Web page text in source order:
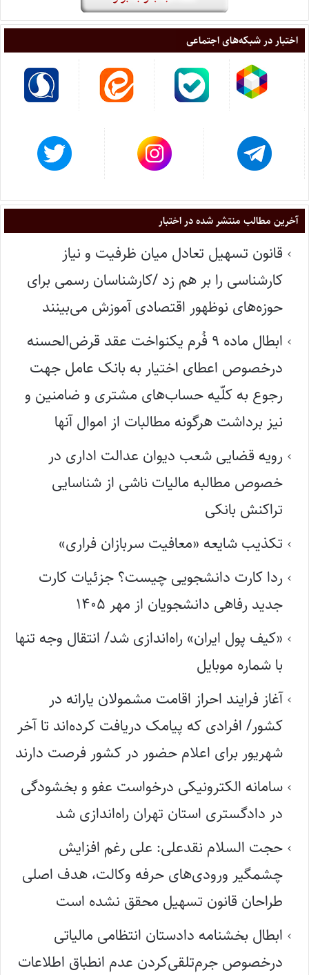
اختبار در شبکه‌های اجتماعی
آخرین مطالب منتشر شده در اختبار
قانون تسهیل تعادل میان ظرفیت و نیاز
کارشناسی را بر هم زد /کارشناسان رسمی برای
حوزه‌های نوظهور اقتصادی آموزش می‌بینند
ابطال ماده ۹ فُرم یکنواخت عقد قرض‌الحسنه
درخصوص اعطای اختیار به بانک عامل جهت
رجوع به کلّیه حساب‌های مشتری و ضامنین و
نیز برداشت هرگونه مطالبات از اموال آنها
رویه قضایی شعب دیوان عدالت اداری در
خصوص مطالبه مالیات ناشی از شناسایی
تراکنش بانکی
تکذیب شایعه «معافیت سربازان فراری»
ردا کارت دانشجویی چیست؟ جزئیات کارت
جدید رفاهی دانشجویان از مهر ۱۴۰۵
«کیف پول ایران» راه‌اندازی شد/ انتقال وجه تنها
با شماره موبایل
آغاز فرایند احراز اقامت مشمولان یارانه در
کشور/ افرادی که پیامک دریافت کرده‌اند تا آخر
شهریور برای اعلام حضور در کشور فرصت دارند
سامانه الکترونیکی درخواست عفو و بخشودگی
در دادگستری استان تهران راه‌اندازی شد
حجت السلام نقدعلی: علی رغم افزایش
چشمگیر ورودی‌های حرفه وکالت، هدف اصلی
طراحان قانون تسهیل محقق نشده است
ابطال بخشنامه دادستان انتظامی مالیاتی
درخصوص جرم‌تلقی‌کردن عدم انطباق اطلاعات